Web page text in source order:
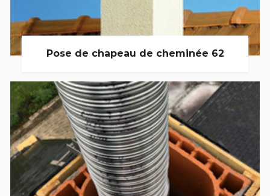
Pose de chapeau de cheminée 62